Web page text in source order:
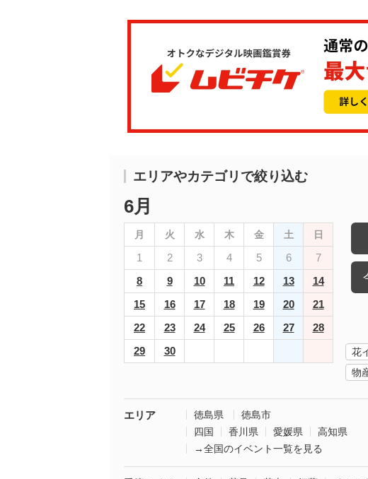
エリアやカテゴリで絞り込む
6月
月 火 水 木 金 土 日
1 2 3 4 5 6
7
8
9 10 11 12 13
14
15
16 17 18 19 20
21
22
23 24 25 26 27
28
29
30 花
物
エリア 徳島県
徳島市
四国
香川県 愛媛県
高知県
→全国のイベント一覧を見る